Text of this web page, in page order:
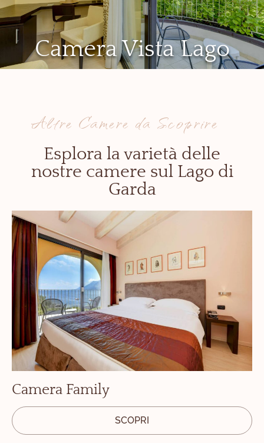
Camera Vista Lago
Altre Camere da Scoprire
Esplora la varietà delle
nostre camere sul Lago di
Garda
Camera Family
SCOPRI